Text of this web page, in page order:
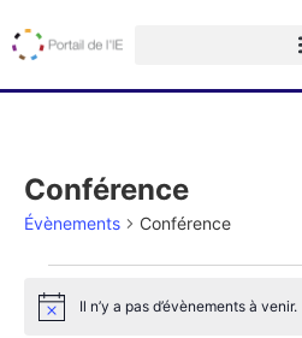
Conférence
Évènements Conférence
NoticeIl n’y a pas d’évènements à venir.